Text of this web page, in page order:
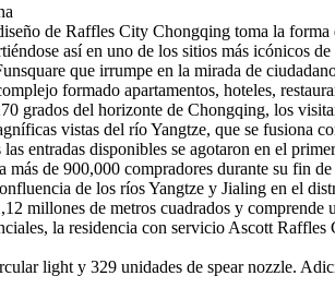
de Raffles City Chongqing toma la
así en uno de los sitios más icónicos
que irrumpe en la mirada de
formado apartamentos, hoteles,
grados del horizonte de Chongqing, los
vistas del río Yangtze, que se fusiona
entradas disponibles se agotaron en el
de 900,000 compradores durante su fin
de los ríos Yangtze y Jialing en el
de metros cuadrados y comprende
la residencia con servicio Ascott
light y 329 unidades de spear nozzle.